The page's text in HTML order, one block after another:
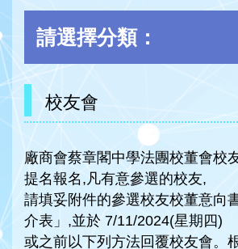
請選擇分類：
校友會
廠商會蔡章閣中學法團校董會校
提名報名,凡有意參選的校友,
請填妥附件的參選校友校董意向
介表」,並於 7/11/2024(星期四)
或之前以下列方法回覆校友會。